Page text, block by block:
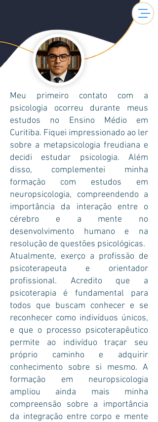
Meu primeiro contato com a
psicologia ocorreu durante meus
estudos no Ensino Médio em
Curitiba. Fiquei impressionado ao ler
sobre a metapsicologia freudiana e
decidi estudar psicologia. Além
disso, complementei minha
formação com estudos em
neuropsicologia, compreendendo a
importância da interação entre o
cérebro e a mente no
desenvolvimento humano e na
resolução de questões psicológicas.
Atualmente, exerço a profissão de
psicoterapeuta e orientador
profissional. Acredito que a
psicoterapia é fundamental para
todos que buscam conhecer e se
reconhecer como indivíduos únicos,
e que o processo psicoterapêutico
permite ao indivíduo traçar seu
próprio caminho e adquirir
conhecimento sobre si mesmo. A
formação em neuropsicologia
ampliou ainda mais minha
compreensão sobre a importância
da integração entre corpo e mente